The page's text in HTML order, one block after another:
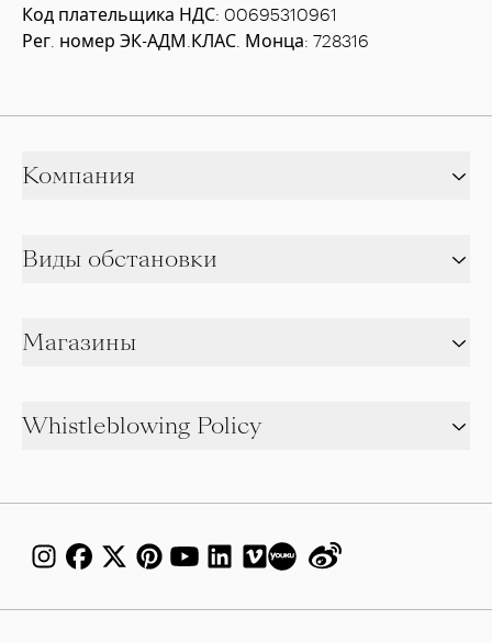
Код плательщика НДС: 00695310961
Рег. номер ЭК-АДМ.КЛАС. Монца: 728316
Компания
Виды обстановки
Магазины
Whistleblowing Policy